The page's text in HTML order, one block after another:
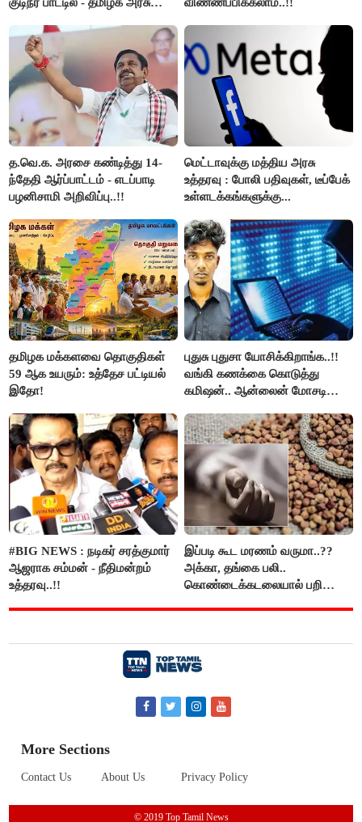
குடிநீர் பாட்டில் - தமிழக அரசு
விண்ணப்பிக்கலாம்..!!
த.வெ.க. அரசை கண்டித்து 14-
ந்தேதி ஆர்ப்பாட்டம் - எடப்பாடி
பழனிசாமி அறிவிப்பு..!!
மெட்டாவுக்கு மத்திய அரசு
உத்தரவு : போலி பதிவுகள், டீப்பேக்
உள்ளடக்கங்களுக்கு...
தமிழக மக்களவை தொகுதிகள்
59 ஆக உயரும்: உத்தேச பட்டியல்
இதோ!
புதுசு புதுசா யோசிக்கிறாங்க..!!
வங்கி கணக்கை கொடுத்து
கமிஷன்.. ஆன்லைன் மோசடி
கைது..!!
#BIG NEWS : நடிகர் சரத்குமார்
ஆஜராக சம்மன் - நீதிமன்றம்
உத்தரவு..!!
இப்படி கூட மரணம் வருமா..??
அக்கா, தங்கை பலி..
கொண்டைக்கடலையால் பறிபோன
More Sections
Contact Us About Us Privacy Policy
© 2019 Top Tamil News